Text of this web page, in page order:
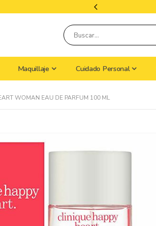
De Envío: 9 A 15 Días Hábiles
Maquillaje Cuidado Personal
WOMAN EAU DE PARFUM 100 ML